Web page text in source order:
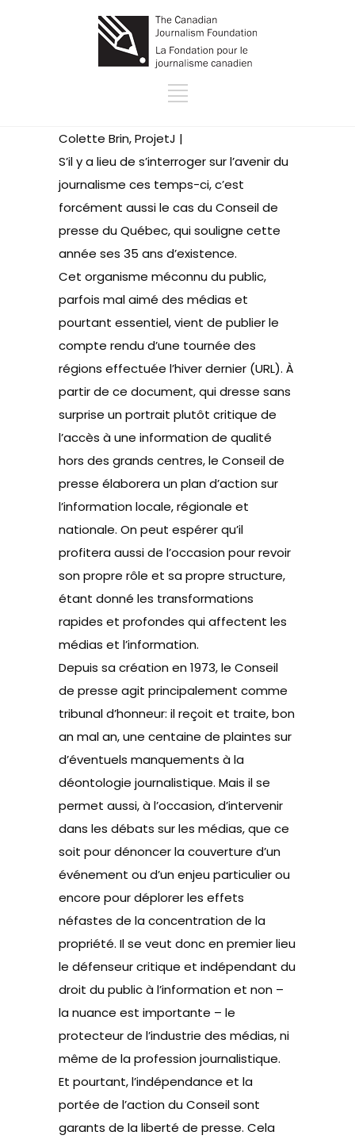
Colette Brin, ProjetJ |
S’il y a lieu de s’interroger sur l’avenir du
journalisme ces temps-ci, c’est
forcément aussi le cas du Conseil de
presse du Québec, qui souligne cette
année ses 35 ans d’existence.
Cet organisme méconnu du public,
parfois mal aimé des médias et
pourtant essentiel, vient de publier le
compte rendu d’une tournée des
régions effectuée l’hiver dernier (URL). À
partir de ce document, qui dresse sans
surprise un portrait plutôt critique de
l’accès à une information de qualité
hors des grands centres, le Conseil de
presse élaborera un plan d’action sur
l’information locale, régionale et
nationale. On peut espérer qu’il
profitera aussi de l’occasion pour revoir
son propre rôle et sa propre structure,
étant donné les transformations
rapides et profondes qui affectent les
médias et l’information.
Depuis sa création en 1973, le Conseil
de presse agit principalement comme
tribunal d’honneur: il reçoit et traite, bon
an mal an, une centaine de plaintes sur
d’éventuels manquements à la
déontologie journalistique. Mais il se
permet aussi, à l’occasion, d’intervenir
dans les débats sur les médias, que ce
soit pour dénoncer la couverture d’un
événement ou d’un enjeu particulier ou
encore pour déplorer les effets
néfastes de la concentration de la
propriété. Il se veut donc en premier lieu
le défenseur critique et indépendant du
droit du public à l’information et non –
la nuance est importante – le
protecteur de l’industrie des médias, ni
même de la profession journalistique.
Et pourtant, l’indépendance et la
portée de l’action du Conseil sont
garants de la liberté de presse. Cela